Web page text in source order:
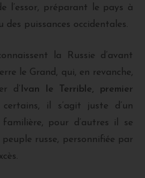
l’essor, préparant le pays à
puissances occidentales.
la Russie d’avant
le Grand, qui, en revanche,
d’ Ivan le Terrible,
premier
il s’agit juste d’un
pour d’autres il se
russe, personnifiée par